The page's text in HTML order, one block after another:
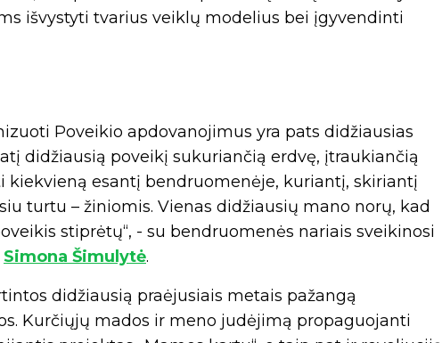
išvystyti tvarius veiklų modelius bei įgyvendinti
Poveikio apdovanojimus yra pats didžiausias
didžiausią poveikį sukuriančią erdvę, įtraukiančią
kiekvieną esantį bendruomenėje, kuriantį, skiriantį
turtu – žiniomis. Vienas didžiausių mano norų, kad
stiprėtų“, - su bendruomenės nariais sveikinosi
Simona Šimulytė.
didžiausią praėjusiais metais pažangą
Kurčiųjų mados ir meno judėjimą propaguojanti